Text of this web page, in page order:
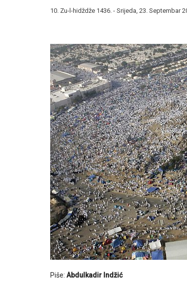
10. Zu-l-hidždže 1436. - Srijeda, 23. Septembar
Piše: Abdulkadir Indžić